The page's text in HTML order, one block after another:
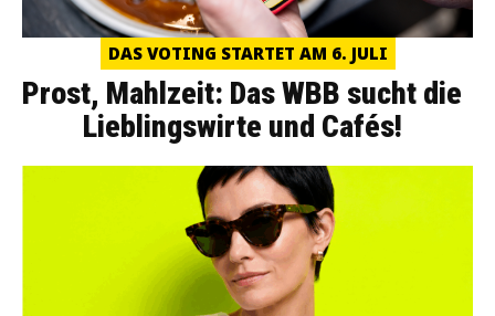
DAS VOTING STARTET AM 6. JULI
Prost, Mahlzeit: Das WBB sucht die
Lieblingswirte und Cafés!